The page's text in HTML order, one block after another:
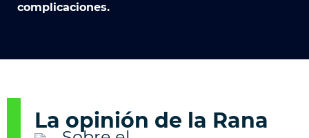
complicaciones.
La opinión de la Rana